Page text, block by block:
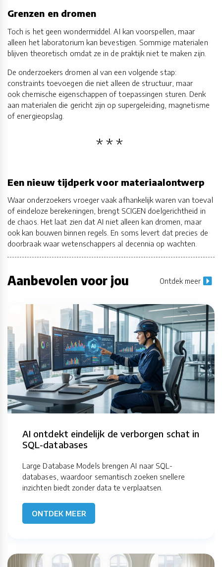
Grenzen en dromen
Toch is het geen wondermiddel. AI kan voorspellen, maar
alleen het laboratorium kan bevestigen. Sommige materialen
blijven theoretisch omdat ze in de praktijk niet te maken zijn.
De onderzoekers dromen al van een volgende stap:
constraints toevoegen die niet alleen de structuur, maar
ook chemische eigenschappen of toepassingen sturen. Denk
aan materialen die gericht zijn op supergeleiding, magnetisme
of energieopslag.
Een nieuw tijdperk voor materiaalontwerp
Waar onderzoekers vroeger vaak afhankelijk waren van toeval
of eindeloze berekeningen, brengt SCIGEN doelgerichtheid in
de chaos. Het laat zien dat AI niet alleen kan dromen, maar
ook kan bouwen binnen regels. En soms levert dat precies de
doorbraak waar wetenschappers al decennia op wachten.
Aanbevolen voor jou Ontdek meer
AI ontdekt eindelijk de verborgen schat in
SQL-databases
Large Database Models brengen AI naar SQL-
databases, waardoor semantisch zoeken snellere
inzichten biedt zonder data te verplaatsen.
ONTDEK MEER